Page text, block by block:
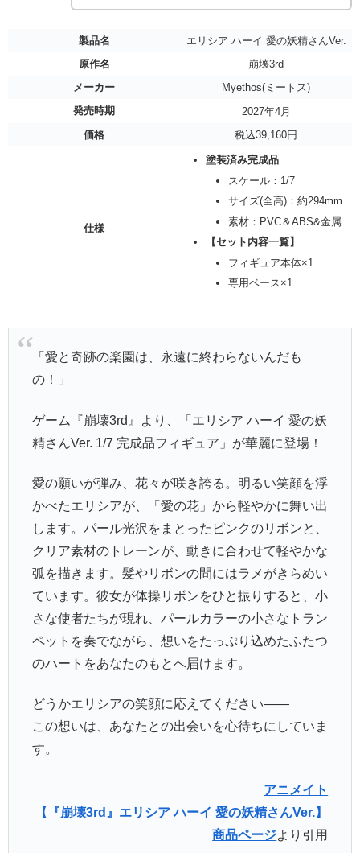
製品名
エリシア ハーイ 愛の妖精さんVer.
原作名
崩壊3rd
メーカー
Myethos(ミートス)
発売時期
2027年4月
価格
税込39,160円
仕様
塗装済み完成品
スケール：1/7
サイズ(全高)：約294mm
素材：PVC＆ABS&金属
【セット内容一覧】
フィギュア本体×1
専用ベース×1
「愛と奇跡の楽園は、永遠に終わらないんだも
の！」
ゲーム『崩壊3rd』より、「エリシア ハーイ 愛の妖
精さんVer. 1/7 完成品フィギュア」が華麗に登場！
愛の願いが弾み、花々が咲き誇る。明るい笑顔を浮
かべたエリシアが、「愛の花」から軽やかに舞い出
します。パール光沢をまとったピンクのリボンと、
クリア素材のトレーンが、動きに合わせて軽やかな
弧を描きます。髪やリボンの間にはラメがきらめい
ています。彼女が体操リボンをひと振りすると、小
さな使者たちが現れ、パールカラーの小さなトラン
ペットを奏でながら、想いをたっぷり込めたふたつ
のハートをあなたのもとへ届けます。
どうかエリシアの笑顔に応えてください――
この想いは、あなたとの出会いを心待ちにしていま
す。
アニメイト
【『崩壊3rd』エリシア ハーイ 愛の妖精さんVer.】
商品ページより引用